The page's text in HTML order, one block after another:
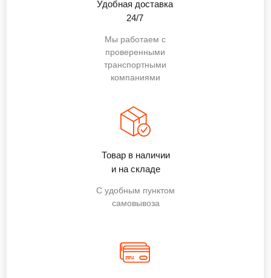
Удобная доставка
24/7
Товар в наличии
и на складе
Мы работаем с
проверенными
транспортными
компаниями
С удобным пунктом
самовывоза